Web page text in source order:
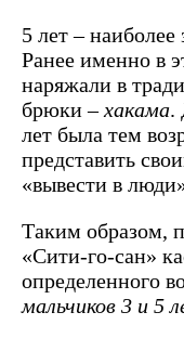
5 лет – наиболее
Ранее именно в
наряжали в
брюки –хакама.
лет была тем
представить
«вывести в
Таким образом,
«Сити-го-сан»
определенного
мальчиков 3 и 5